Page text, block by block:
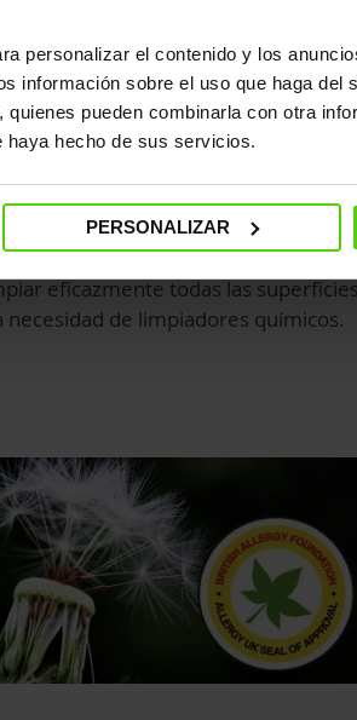
personalizar el contenido y los
información sobre el uso que haga del
pueden combinarla con otra
haya hecho de sus servicios.
PERSONALIZAR
natural
natural del vapor permite
eficazmente todas las
necesidad de limpiadores químicos.